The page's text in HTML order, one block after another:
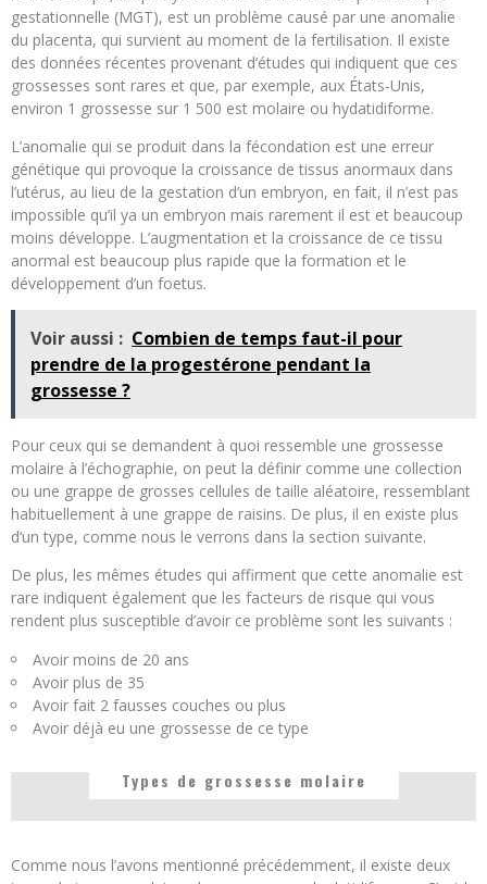
gestationnelle (MGT), est un problème causé par une anomalie
du placenta, qui survient au moment de la fertilisation. Il existe
des données récentes provenant d’études qui indiquent que ces
grossesses sont rares et que, par exemple, aux États-Unis,
environ 1 grossesse sur 1 500 est molaire ou hydatidiforme.
L’anomalie qui se produit dans la fécondation est une erreur
génétique qui provoque la croissance de tissus anormaux dans
l’utérus, au lieu de la gestation d’un embryon, en fait, il n’est pas
impossible qu’il ya un embryon mais rarement il est et beaucoup
moins développe. L’augmentation et la croissance de ce tissu
anormal est beaucoup plus rapide que la formation et le
développement d’un foetus.
Voir aussi : Combien de temps faut-il pour
prendre de la progestérone pendant la
grossesse ?
Pour ceux qui se demandent à quoi ressemble une grossesse
molaire à l’échographie, on peut la définir comme une collection
ou une grappe de grosses cellules de taille aléatoire, ressemblant
habituellement à une grappe de raisins. De plus, il en existe plus
d’un type, comme nous le verrons dans la section suivante.
De plus, les mêmes études qui affirment que cette anomalie est
rare indiquent également que les facteurs de risque qui vous
rendent plus susceptible d’avoir ce problème sont les suivants :
Avoir moins de 20 ans
Avoir plus de 35
Avoir fait 2 fausses couches ou plus
Avoir déjà eu une grossesse de ce type
Types de grossesse molaire
Comme nous l’avons mentionné précédemment, il existe deux